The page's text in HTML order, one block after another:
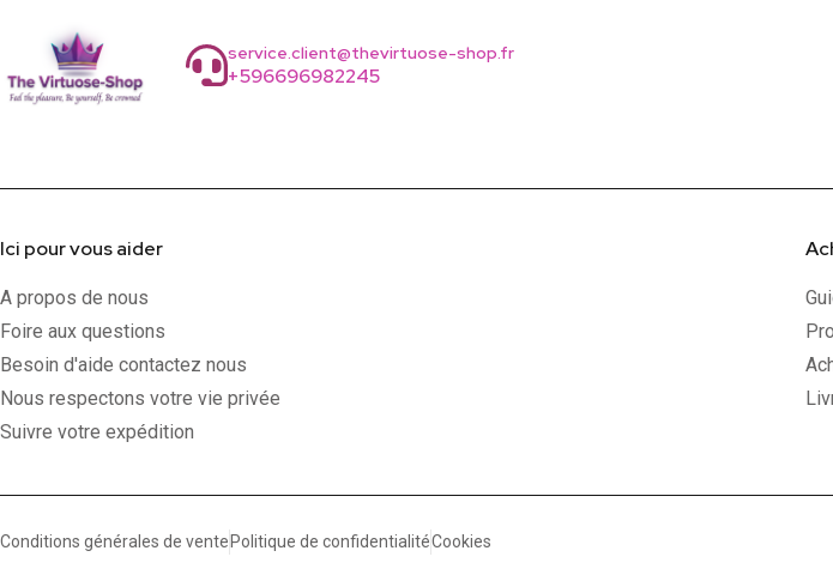
service.client@thevirtuose-shop.fr
+596696982245
Ici pour vous aider
A propos de nous
Foire aux questions
Besoin d'aide contactez nous
Nous respectons votre vie privée
Suivre votre expédition
Conditions générales de vente Politique de confidentialitéCookies